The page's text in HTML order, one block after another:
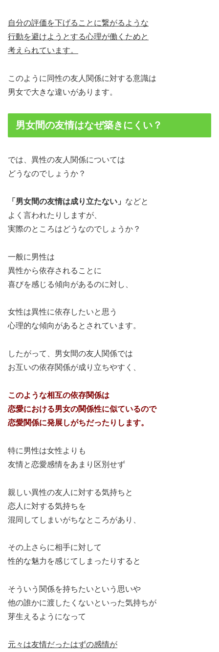
自分の評価を下げることに繋がるような
行動を避けようとする心理が働くためと
考えられています。
このように同性の友人関係に対する意識は
男女で大きな違いがあります。
男女間の友情はなぜ築きにくい？
では、異性の友人関係については
どうなのでしょうか？
「男女間の友情は成り立たない」 などと
よく言われたりしますが、
実際のところはどうなのでしょうか？
一般に男性は
異性から依存されることに
喜びを感じる傾向があるのに対し、
女性は異性に依存したいと思う
心理的な傾向があるとされています。
したがって、男女間の友人関係では
お互いの依存関係が成り立ちやすく、
このような相互の依存関係は
恋愛における男女の関係性に似ているので
恋愛関係に発展しがちだったりします。
特に男性は女性よりも
友情と恋愛感情をあまり区別せず
親しい異性の友人に対する気持ちと
恋人に対する気持ちを
混同してしまいがちなところがあり、
その上さらに相手に対して
性的な魅力を感じてしまったりすると
そういう関係を持ちたいという思いや
他の誰かに渡したくないといった気持ちが
芽生えるようになって
元々は友情だったはずの感情が